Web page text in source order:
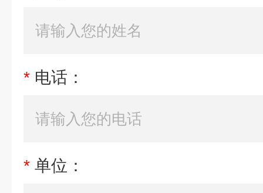
* 电话：
* 单位：